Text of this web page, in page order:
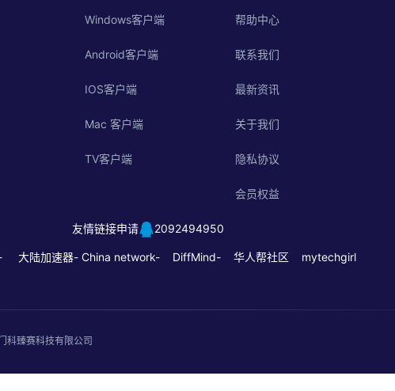
Windows客户端
Android客户端
IOS客户端
Mac 客户端
TV客户端
帮助中心
联系我们
最新资讯
关于我们
隐私协议
会员权益
友情链接申请 2092494950
大陆加速器- China network- DiffMind- 华人帮社区 mytechgirl
科臻赛科技有限公司